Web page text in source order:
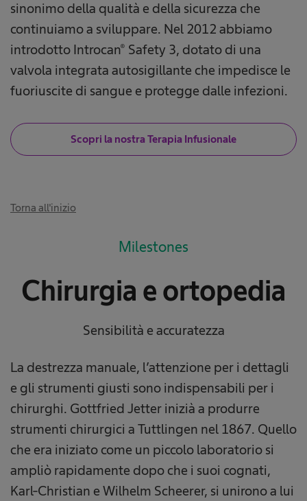
sinonimo della qualità e della sicurezza che
continuiamo a sviluppare. Nel 2012 abbiamo
introdotto Introcan® Safety 3, dotato di una
valvola integrata autosigillante che impedisce le
fuoriuscite di sangue e protegge dalle infezioni.
Scopri la nostra Terapia Infusionale
Torna all'inizio
Milestones
Chirurgia e ortopedia
Sensibilità e accuratezza
La destrezza manuale, l’attenzione per i dettagli
e gli strumenti giusti sono indispensabili per i
chirurghi. Gottfried Jetter inizià a produrre
strumenti chirurgici a Tuttlingen nel 1867. Quello
che era iniziato come un piccolo laboratorio si
ampliò rapidamente dopo che i suoi cognati,
Karl-Christian e Wilhelm Scheerer, si unirono a lui